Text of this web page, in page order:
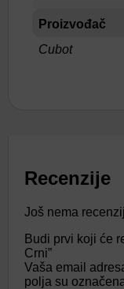
Proizvođač
Cubot
Recenzije
Još nema
Budi prvi koji će
Crni”
Vaša email
polja su